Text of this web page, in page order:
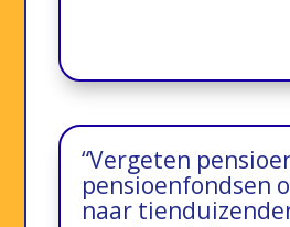
“Vergeten
pensioenfondsen
naar